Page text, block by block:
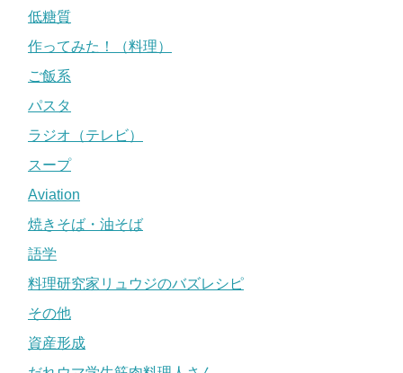
低糖質
作ってみた！（料理）
ご飯系
パスタ
ラジオ（テレビ）
スープ
Aviation
焼きそば・油そば
語学
料理研究家リュウジのバズレシピ
その他
資産形成